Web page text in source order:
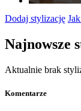
Dodaj stylizację
Najnowsze
Aktualnie brak
Komentarze